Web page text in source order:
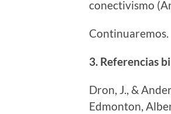
conectivismo
Continuaremos.
3. Referencias
Dron, J., &
Edmonton,